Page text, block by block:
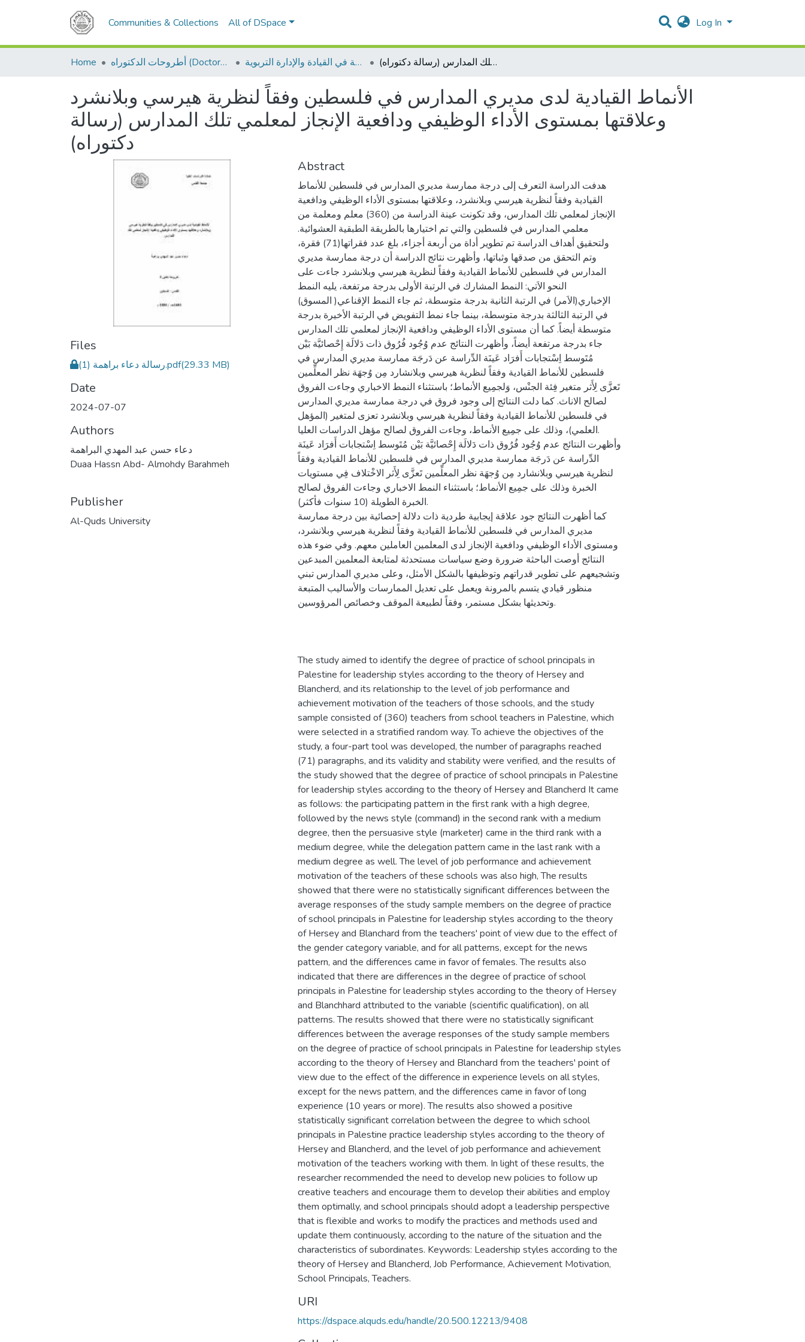
Communities & Collections All of DSpace Log In
Home أطروحات الدكتوراه (Doctoral Dissertations) الفلسفة في القيادة والإدارة التربوية الأنماط القيادية لدى مديري المدارس في فلسطين وفقاً لنظرية هيرسي وبلانشرد وعلاقتها بمستوى الأداء الوظيفي ودافعية الإنجاز لمعلمي تلك المدارس (رسالة دكتوراه)
الأنماط القيادية لدى مديري المدارس في فلسطين وفقاً لنظرية هيرسي وبلانشرد
وعلاقتها بمستوى الأداء الوظيفي ودافعية الإنجاز لمعلمي تلك المدارس (رسالة
دكتوراه)
Files
رسالة دعاء براهمة (1).pdf(29.33 MB)
Date
2024-07-07
Authors
دعاء حسن عبد المهدي البراهمة
Duaa Hassn Abd- Almohdy Barahmeh
Publisher
Al-Quds University
Abstract
هدفت الدراسة التعرف إلى درجة ممارسة مديري المدارس في فلسطين للأنماط
القيادية وفقاً لنظرية هيرسي وبلانشرد، وعلاقتها بمستوى الأداء الوظيفي ودافعية
الإنجاز لمعلمي تلك المدارس، وقد تكونت عينة الدراسة من (360) معلم ومعلمة من
معلمي المدارس في فلسطين والتي تم اختيارها بالطريقة الطبقية العشوائية.
ولتحقيق أهداف الدراسة تم تطوير أداة من أربعة أجزاء، بلغ عدد فقراتها(71) فقرة،
وتم التحقق من صدقها وثباتها، وأظهرت نتائج الدراسة أن درجة ممارسة مديري
المدارس في فلسطين للأنماط القيادية وفقاً لنظرية هيرسي وبلانشرد جاءت على
النحو الاَتي: النمط المشارك في الرتبة الأولى بدرجة مرتفعة، يليه النمط
الإخباري(الاَمر) في الرتبة الثانية بدرجة متوسطة، ثم جاء النمط الإقناعي( المسوق)
في الرتبة الثالثة بدرجة متوسطة، بينما جاء نمط التفويض في الرتبة الأخيرة بدرجة
متوسطة أيضاً. كما أن مستوى الأداء الوظيفي ودافعية الإنجاز لمعلمي تلك المدارس
جاء بدرجة مرتفعة أيضاً، وأظهرت النتائج عدم وُجُود فُرُوق ذات دَلالَة إِحْصائيَّة بَيْن
مُتَوسط اِسْتجابات أَفرَاد عَينَة الدِّراسة عن دَرجَة ممارسة مديري المدارس في
فلسطين للأنماط القيادية وفقاً لنظرية هيرسي وبلانشارد مِن وُجهَة نظر المعلِّمين
تَعزَّى لِأَثر متغير فِئة الجنْس، وَلجمِيع الأنماط؛ باستثناء النمط الاخباري وجاءت الفروق
لصالح الاناث. كما دلت النتائج إلى وجود فروق في درجة ممارسة مديري المدارس
في فلسطين للأنماط القيادية وفقاً لنظرية هيرسي وبلانشرد تعزى لمتغير (المؤهل
العلمي)، وذلك على جمِيع الأنماط، وجاءت الفروق لصالح مؤهل الدراسات العليا.
وأظهرت النتائج عدم وُجُود فُرُوق ذات دَلالَة إِحْصائيَّة بَيْن مُتَوسط اِسْتجابات أَفرَاد عَينَة
الدِّراسة عن دَرجَة ممارسة مديري المدارس في فلسطين للأنماط القيادية وفقاً
لنظرية هيرسي وبلانشارد مِن وُجهَة نظر المعلِّمين تَعزَّى لِأَثر الاخْتلاف فِي مستويات
الخبرة وذلك على جمِيع الأنماط؛ باستثناء النمط الاخباري وجاءت الفروق لصالح
الخبرة الطويلة (10 سنوات فأكثر).
كما أظهرت النتائج جود علاقة إيجابية طردية ذات دلالة إحصائية بين درجة ممارسة
مديري المدارس في فلسطين للأنماط القيادية وفقاً لنظرية هيرسي وبلانشرد،
ومستوى الأداء الوظيفي ودافعية الإنجاز لدى المعلمين العاملين معهم. وفي ضوء هذه
النتائج أوصت الباحثة ضرورة وضع سياسات مستحدثة لمتابعة المعلمين المبدعين
وتشجيعهم على تطوير قدراتهم وتوظيفها بالشكل الأمثل، وعلى مديري المدارس تبني
منظور قيادي يتسم بالمرونة ويعمل على تعديل الممارسات والأساليب المتبعة
وتحديثها بشكل مستمر، وفقاً لطبيعة الموقف وخصائص المرؤوسين.
The study aimed to identify the degree of practice of school principals in
Palestine for leadership styles according to the theory of Hersey and
Blancherd, and its relationship to the level of job performance and
achievement motivation of the teachers of those schools, and the study
sample consisted of (360) teachers from school teachers in Palestine, which
were selected in a stratified random way. To achieve the objectives of the
study, a four-part tool was developed, the number of paragraphs reached
(71) paragraphs, and its validity and stability were verified, and the results of
the study showed that the degree of practice of school principals in Palestine
for leadership styles according to the theory of Hersey and Blancherd It came
as follows: the participating pattern in the first rank with a high degree,
followed by the news style (command) in the second rank with a medium
degree, then the persuasive style (marketer) came in the third rank with a
medium degree, while the delegation pattern came in the last rank with a
medium degree as well. The level of job performance and achievement
motivation of the teachers of these schools was also high, The results
showed that there were no statistically significant differences between the
average responses of the study sample members on the degree of practice
of school principals in Palestine for leadership styles according to the theory
of Hersey and Blanchard from the teachers' point of view due to the effect of
the gender category variable, and for all patterns, except for the news
pattern, and the differences came in favor of females. The results also
indicated that there are differences in the degree of practice of school
principals in Palestine for leadership styles according to the theory of Hersey
and Blanchhard attributed to the variable (scientific qualification), on all
patterns. The results showed that there were no statistically significant
differences between the average responses of the study sample members
on the degree of practice of school principals in Palestine for leadership styles
according to the theory of Hersey and Blanchard from the teachers' point of
view due to the effect of the difference in experience levels on all styles,
except for the news pattern, and the differences came in favor of long
experience (10 years or more). The results also showed a positive
statistically significant correlation between the degree to which school
principals in Palestine practice leadership styles according to the theory of
Hersey and Blancherd, and the level of job performance and achievement
motivation of the teachers working with them. In light of these results, the
researcher recommended the need to develop new policies to follow up
creative teachers and encourage them to develop their abilities and employ
them optimally, and school principals should adopt a leadership perspective
that is flexible and works to modify the practices and methods used and
update them continuously, according to the nature of the situation and the
characteristics of subordinates. Keywords: Leadership styles according to the
theory of Hersey and Blancherd, Job Performance, Achievement Motivation,
School Principals, Teachers.
URI
https://dspace.alquds.edu/handle/20.500.12213/9408